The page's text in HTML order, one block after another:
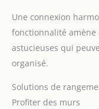
Une connexion
fonctionnalité
astucieuses qui
organisé.
Solutions de
Profiter des murs